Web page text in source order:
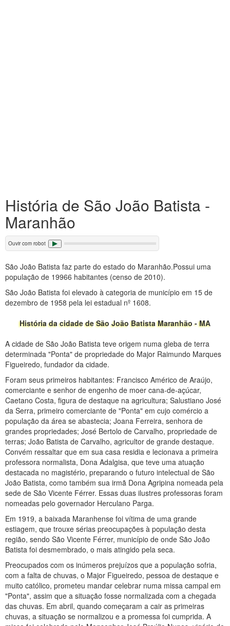
História de São João Batista -
Maranhão
Ouvir com robot
São João Batista faz parte do estado do Maranhão.Possui uma
população de 19966 habitantes (censo de 2010).
São João Batista foi elevado à categoria de município em 15 de
dezembro de 1958 pela lei estadual nº 1608.
História da cidade de São João Batista Maranhão - MA
A cidade de São João Batista teve origem numa gleba de terra
determinada "Ponta" de propriedade do Major Raimundo Marques
Figueiredo, fundador da cidade.
Foram seus primeiros habitantes: Francisco Américo de Araújo,
comerciante e senhor de engenho de moer cana-de-açúcar,
Caetano Costa, figura de destaque na agricultura; Salustiano José
da Serra, primeiro comerciante de "Ponta" em cujo comércio a
população da área se abastecia; Joana Ferreira, senhora de
grandes propriedades; José Bertolo de Carvalho, propriedade de
terras; João Batista de Carvalho, agricultor de grande destaque.
Convém ressaltar que em sua casa residia e lecionava a primeira
professora normalista, Dona Adalgisa, que teve uma atuação
destacada no magistério, preparando o futuro intelectual de São
João Batista, como também sua irmã Dona Agripina nomeada pela
sede de São Vicente Férrer. Essas duas ilustres professoras foram
nomeadas pelo governador Herculano Parga.
Em 1919, a baixada Maranhense foi vítima de uma grande
estiagem, que trouxe sérias preocupações à população desta
região, sendo São Vicente Férrer, município de onde São João
Batista foi desmembrado, o mais atingido pela seca.
Preocupados com os inúmeros prejuízos que a população sofria,
com a falta de chuvas, o Major Figueiredo, pessoa de destaque e
muito católico, prometeu mandar celebrar numa missa campal em
"Ponta", assim que a situação fosse normalizada com a chegada
das chuvas. Em abril, quando começaram a cair as primeiras
chuvas, a situação se normalizou e a promessa foi cumprida. A